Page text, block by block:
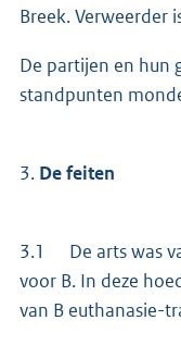
Breek. Verweerder
De partijen en hun
standpunten
3. De feiten
3.1 De arts was
voor B. In deze
van B euthanasie-